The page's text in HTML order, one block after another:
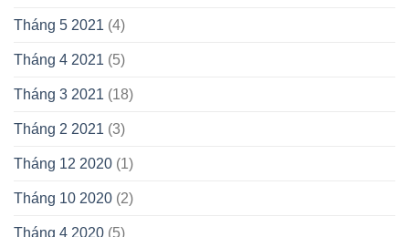
Tháng 5 2021 (4)
Tháng 4 2021 (5)
Tháng 3 2021 (18)
Tháng 2 2021 (3)
Tháng 12 2020 (1)
Tháng 10 2020 (2)
Tháng 4 2020 (5)